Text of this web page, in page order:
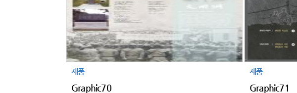
제품
Graphic70
제품
Graphic71